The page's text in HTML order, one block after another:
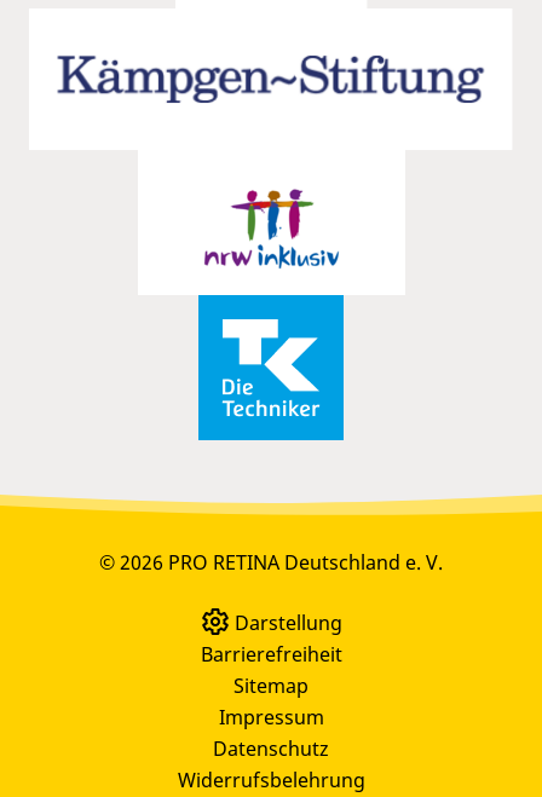
© 2026 PRO RETINA Deutschland e. V.
Darstellung
Barrierefreiheit
Sitemap
Impressum
Datenschutz
Widerrufsbelehrung